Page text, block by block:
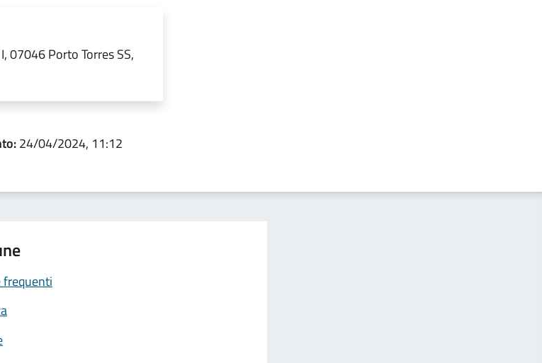
07046 Porto Torres SS,
24/04/2024, 11:12
frequenti